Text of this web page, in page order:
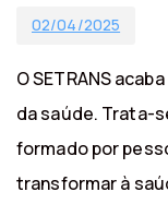
02/04/2025
O SETRANS
da saúde. Trata-
formado por
transformar à